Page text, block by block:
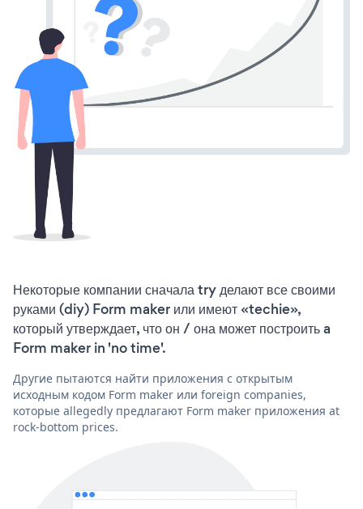
Некоторые компании сначала try делают все своими
руками (diy) Form maker или имеют «techie»,
который утверждает, что он / она может построить a
Form maker in 'no time'.
Другие пытаются найти приложения с открытым
исходным кодом Form maker или foreign companies,
которые allegedly предлагают Form maker приложения at
rock-bottom prices.